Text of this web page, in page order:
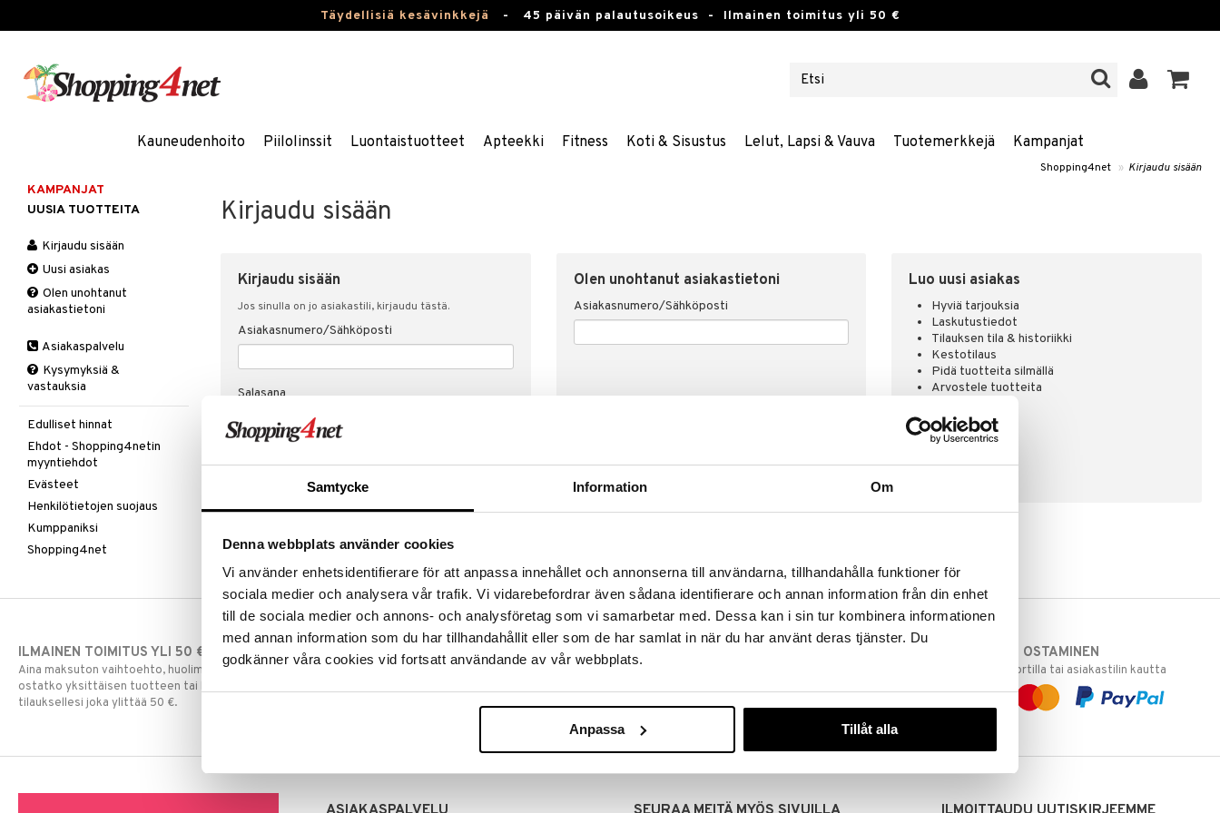
Samtycke Information Om
Denna webbplats använder cookies
Vi använder enhetsidentifierare för att anpassa innehållet och annonserna till användarna, tillhandahålla funktioner för
sociala medier och analysera vår trafik. Vi vidarebefordrar även sådana identifierare och annan information från din enhet
till de sociala medier och annons- och analysföretag som vi samarbetar med. Dessa kan i sin tur kombinera informationen
med annan information som du har tillhandahållit eller som de har samlat in när du har använt deras tjänster. Du
godkänner våra cookies vid fortsatt användande av vår webbplats.
Anpassa Tillåt alla
Täydellisiä kesävinkkejä - 45 päivän palautusoikeus - Ilmainen toimitus yli 50 €
Kauneudenhoito Piilolinssit Luontaistuotteet Apteekki Fitness Koti & Sisustus Lelut, Lapsi & Vauva Tuotemerkkejä Kampanjat
Shopping4net » Kirjaudu sisään
Kirjaudu sisään
Kirjaudu sisään
Jos sinulla on jo asiakastili, kirjaudu tästä.
Asiakasnumero/Sähköposti
Salasana
Olen unohtanut asiakastietoni
Asiakasnumero/Sähköposti
Luo uusi asiakas
Hyviä tarjouksia
Laskutustiedot
Tilauksen tila & historiikki
Kestotilaus
Pidä tuotteita silmällä
Arvostele tuotteita
KAMPANJAT
UUSIA TUOTTEITA
Kirjaudu sisään
Uusi asiakas
Olen unohtanut
asiakastietoni
Asiakaspalvelu
Kysymyksiä &
vastauksia
Edulliset hinnat
Ehdot - Shopping4netin
myyntiehdot
Evästeet
Henkilötietojen suojaus
Kumppaniksi
Shopping4net
ILMAINEN TOIMITUS YLI 50 €
Aina maksuton vaihtoehto, huolimatta siitä
ostatko yksittäisen tuotteen tai koko
tilauksellesi joka ylittää 50 €.
NOPEAT TOIMITUKSET EDULLISET HINNAT
Voit olla varma, että teet löytöjä sivuillamme.
TURVALLINEN OSTAMINEN
laskulla, pankkikortilla tai asiakastilin kautta